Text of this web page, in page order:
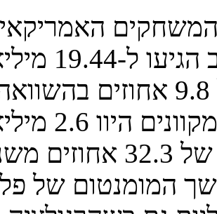
המשחקים
המשחקים
ברבעון השני של 2025, עלייה של 9.8
המקבילה אשתקד.
מהסכום הזה, המשקף זינוק
המומנטום של